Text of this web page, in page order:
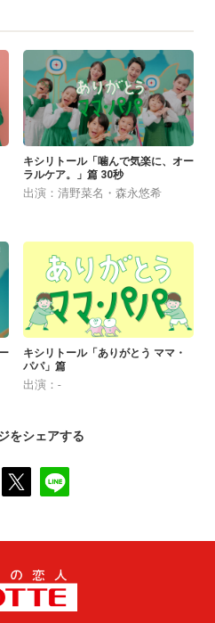
キシリトール「噛んで気楽に、オー
ラルケア。」篇 30秒
出演：清野菜名・森永悠希
キシリトール「ありがとう ママ・
パパ」篇
出演：-
をシェアする